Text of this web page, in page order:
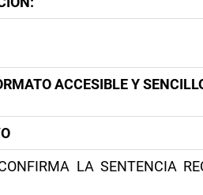
ACCESIBLE Y
LA SENTENCIA